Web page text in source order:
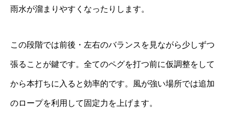
雨水が溜まりやすくなったりします。
この段階では前後・左右のバランスを見ながら少しずつ
張ることが鍵です。全てのペグを打つ前に仮調整をして
から本打ちに入ると効率的です。風が強い場所では追加
のロープを利用して固定力を上げます。